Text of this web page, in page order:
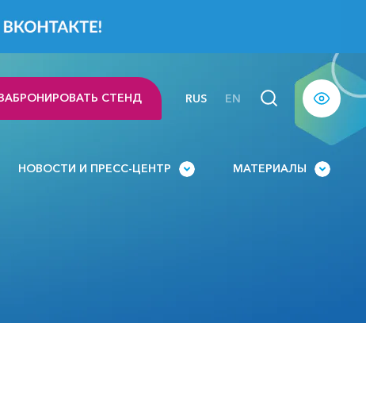
СТЕНД RUS EN
НОВОСТИ И ПРЕСС-ЦЕНТР МАТЕРИАЛЫ